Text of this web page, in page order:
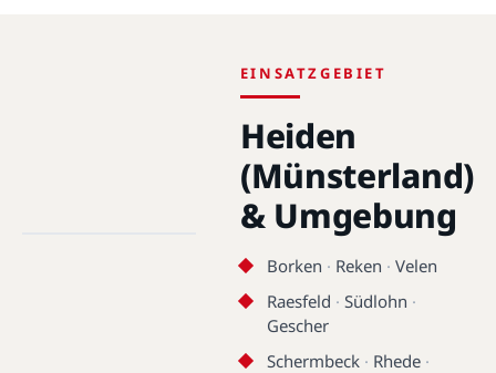
EINSATZGEBIET
Heiden
(Münsterland)
& Umgebung
Borken · Reken · Velen
Raesfeld · Südlohn ·
Gescher
Schermbeck· Rhede·